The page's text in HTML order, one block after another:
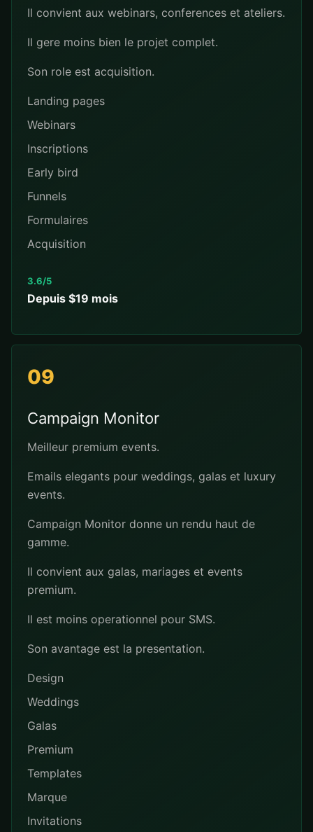
Il convient aux webinars, conferences et ateliers.
Il gere moins bien le projet complet.
Son role est acquisition.
Landing pages
Webinars
Inscriptions
Early bird
Funnels
Formulaires
Acquisition
3.6/5
Depuis $19 mois
09
Campaign Monitor
Meilleur premium events.
Emails elegants pour weddings, galas et luxury
events.
Campaign Monitor donne un rendu haut de
gamme.
Il convient aux galas, mariages et events
premium.
Il est moins operationnel pour SMS.
Son avantage est la presentation.
Design
Weddings
Galas
Premium
Templates
Marque
Invitations